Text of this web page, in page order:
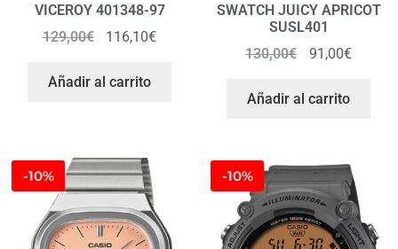
VICEROY 401348-97
129,00€ 116,10€
Añadir al carrito
SWATCH JUICY APRICOT
SUSL401
130,00€ 91,00€
Añadir al carrito
-10% -10%